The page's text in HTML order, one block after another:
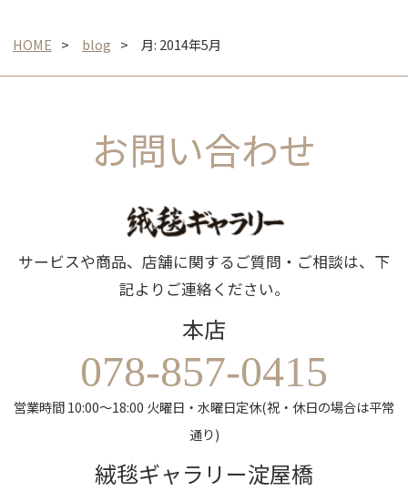
HOME blog 月: 2014年5月
お問い合わせ
サービスや商品、店舗に関するご質問・ご相談は、下
記よりご連絡ください。
本店
078-857-0415
営業時間 10:00～18:00 火曜日・水曜日定休(祝・休日の場合は平常
通り)
絨毯ギャラリー淀屋橋